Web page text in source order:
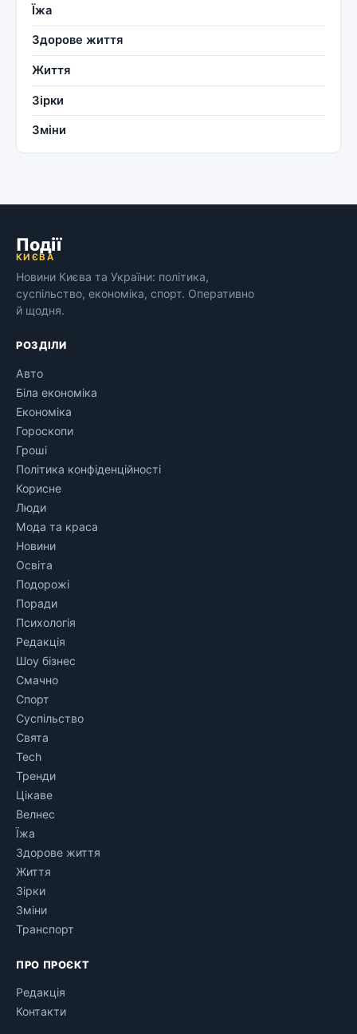
Їжа
Здорове життя
Життя
Зірки
Зміни
Події
КИЄВА
Новини Києва та України: політика,
суспільство, економіка, спорт. Оперативно
й щодня.
РОЗДІЛИ
Авто
Біла економіка
Економіка
Гороскопи
Гроші
Політика конфіденційності
Корисне
Люди
Мода та краса
Новини
Освіта
Подорожі
Поради
Психологія
Редакція
Шоу бізнес
Смачно
Спорт
Суспільство
Свята
Tech
Тренди
Цікаве
Велнес
Їжа
Здорове життя
Життя
Зірки
Зміни
Транспорт
ПРО ПРОЄКТ
Редакція
Контакти